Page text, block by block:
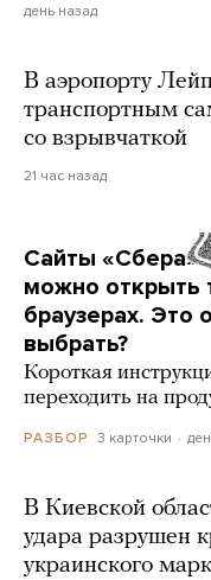
день назад
В аэропорту
транспортным
со взрывчаткой
21 час назад
Сайты «Сбера»
можно открыть
браузерах. Это
выбрать?
Короткая
переходить на
РАЗБОР 3 карточки
В Киевской
удара разрушен
украинского